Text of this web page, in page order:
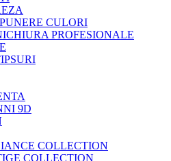
CULORI
PROFESIONALE
9D
COLLECTION
COLLECTION